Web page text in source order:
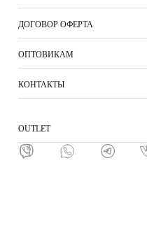
ДОГОВОР ОФЕРТА
ОПТОВИКАМ
КОНТАКТЫ
ОUTLET